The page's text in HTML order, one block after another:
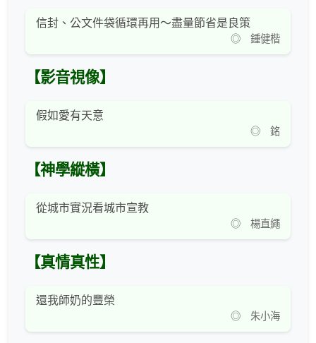
信封、公文件袋循環再用～盡量節省是良策
◎ 鍾健楷
【影音視像】
假如愛有天意
◎ 銘
【神學縱橫】
從城市實況看城市宣教
◎ 楊直繩
【真情真性】
還我師奶的豐榮
◎ 朱小海